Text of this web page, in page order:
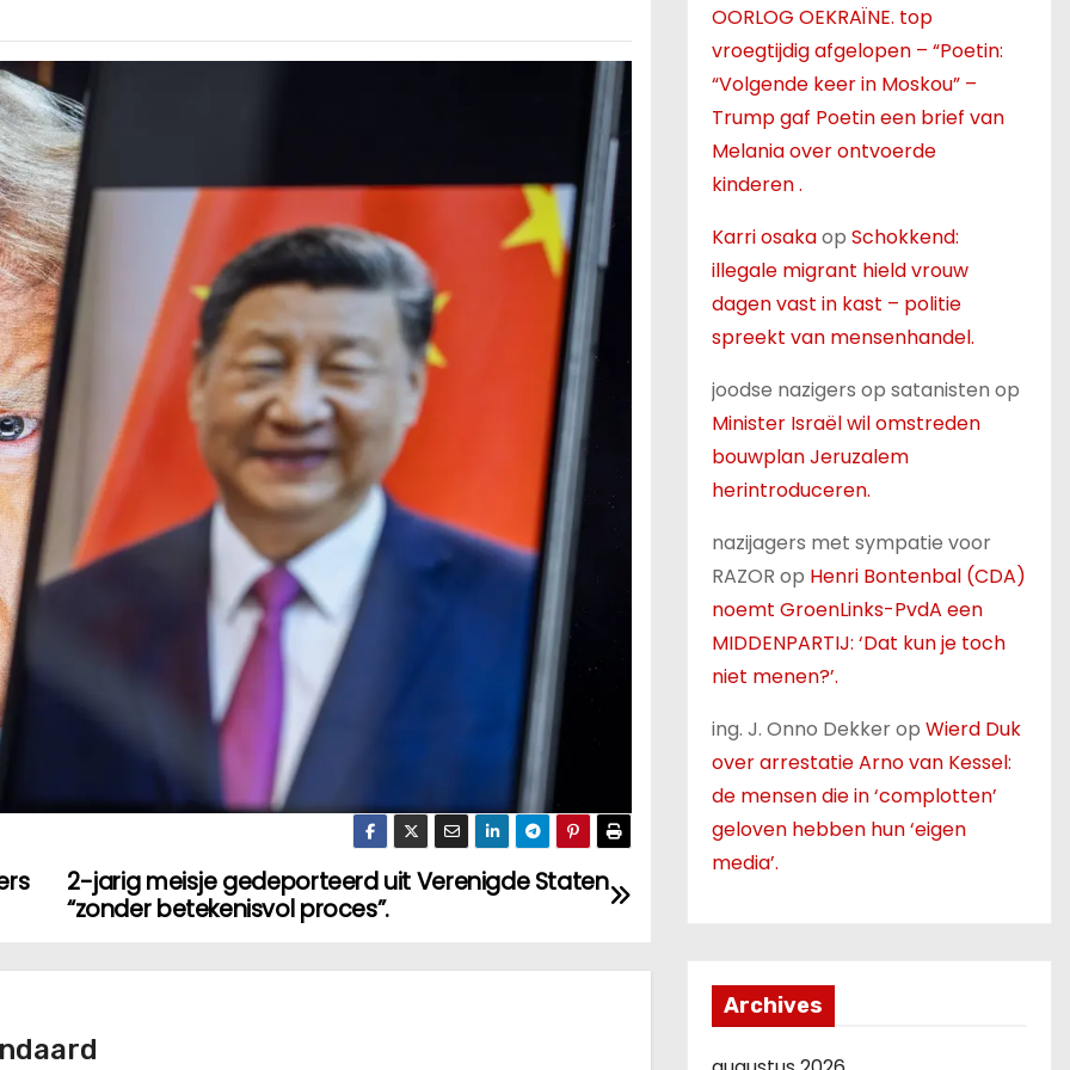
2-jarig meisje gedeporteerd uit Verenigde Staten
“zonder betekenisvol proces”.
OORLOG OEKRAÏNE. top
vroegtijdig afgelopen – “Poetin:
“Volgende keer in Moskou” –
Trump gaf Poetin een brief van
Melania over ontvoerde
kinderen .
Karri osakaop Schokkend:
illegale migrant hield vrouw
dagen vast in kast – politie
spreekt van mensenhandel.
joodse nazigers op satanisten op
Minister Israël wil omstreden
bouwplan Jeruzalem
herintroduceren.
nazijagers met sympatie voor
RAZOR op Henri Bontenbal (CDA)
noemt GroenLinks-PvdA een
MIDDENPARTIJ: ‘Dat kun je toch
niet menen?’.
ing. J. Onno Dekkerop Wierd Duk
over arrestatie Arno van Kessel:
de mensen die in ‘complotten’
geloven hebben hun ‘eigen
media’.
Archives